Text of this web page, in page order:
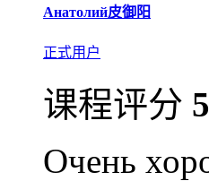
Анатолий皮御阳
正式用户
课程评分 5
Очень